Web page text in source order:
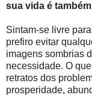
sua vida é
Sintam-se livre
prefiro evitar
imagens sombrias
necessidade. O
retratos dos
prosperidade,